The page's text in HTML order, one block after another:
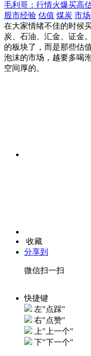
毛利哥：行情火爆买高
股市经验 估值 煤炭 市
在大家情绪不佳的时候
炭、石油、汇金、证金
的板块了，而是那些估
泡沫的市场，越要多喝
空间厚的。
收藏
分享到
微信扫一扫
快捷键
左"点踩"
右"点赞"
上"上一个"
下"下一个"